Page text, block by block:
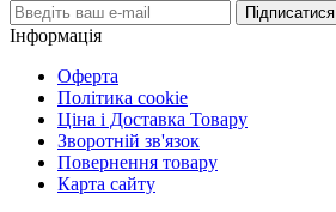
Підписатися
Інформація
Оферта
Політика cookie
Ціна і Доставка Товару
Зворотній зв'язок
Повернення товару
Карта сайту